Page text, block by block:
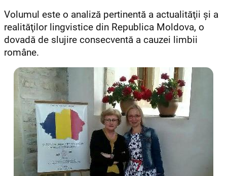
Volumul este o analiză pertinentă a actualităţii şi a
realităţilor lingvistice din Republica Moldova, o
dovadă de slujire consecventă a cauzei limbii
române.